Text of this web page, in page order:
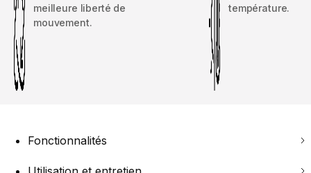
meilleure liberté de
mouvement.
température.
Fonctionnalités